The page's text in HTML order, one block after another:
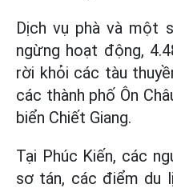
Dịch vụ phà và một
ngừng hoạt động,
rời khỏi các tàu
các thành phố Ôn
biển Chiết Giang.
Tại Phúc Kiến, các
sơ tán, các điểm du